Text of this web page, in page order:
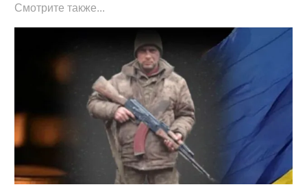
Смотрите также...